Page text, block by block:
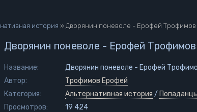
история » Дворянин поневоле - Ерофей Трофимов
Дворянин поневоле - Ерофей Трофимов
Название:
Дворянин поневоле - Ерофей
Автор:
Трофимов Ерофей
Категория:
Альтернативная история /
Просмотров:
19 424